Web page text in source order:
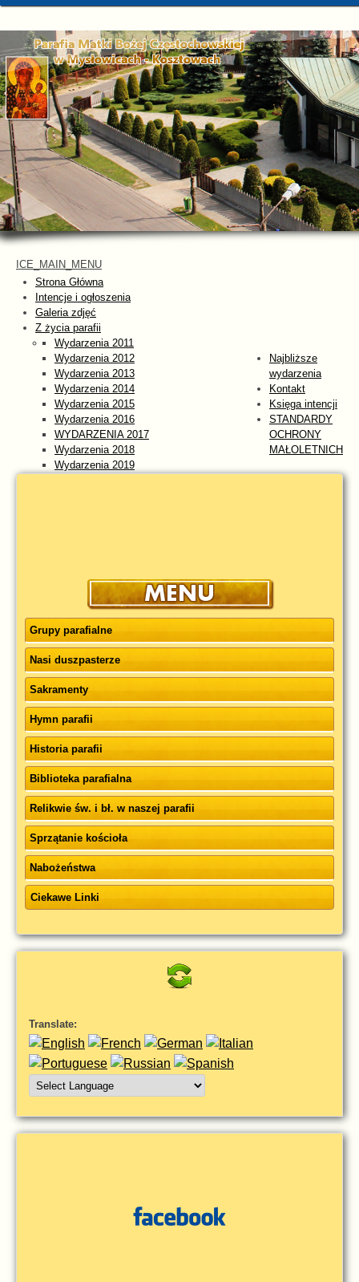
ICE_MAIN_MENU
Strona Główna
Intencje i ogłoszenia
Galeria zdjęć
Z życia parafii
Wydarzenia 2011
Wydarzenia 2012
Wydarzenia 2013
Wydarzenia 2014
Wydarzenia 2015
Wydarzenia 2016
WYDARZENIA 2017
Wydarzenia 2018
Wydarzenia 2019
Najbliższe
wydarzenia
Kontakt
Księga intencji
STANDARDY
OCHRONY
MAŁOLETNICH
Grupy parafialne
Nasi duszpasterze
Sakramenty
Hymn parafii
Historia parafii
Biblioteka parafialna
Relikwie św. i bł. w naszej parafii
Sprzątanie kościoła
Nabożeństwa
Ciekawe Linki
Translate: